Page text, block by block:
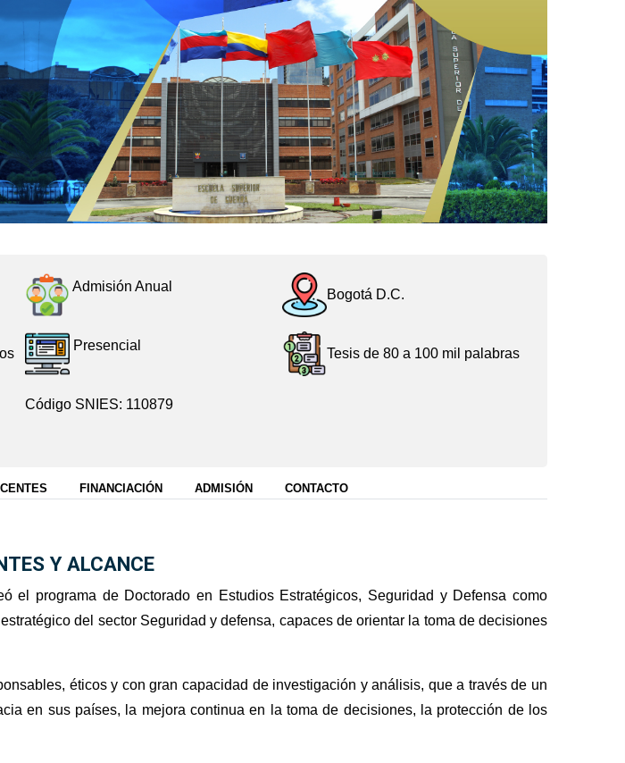
Admisión Anual
Presencial
Código SNIES: 110879
Bogotá D.C.
Tesis de 80 a 100 mil palabras
FINANCIACIÓN ADMISIÓN CONTACTO
Y ALCANCE
el programa de Doctorado en Estudios Estratégicos, Seguridad y Defensa como
del sector Seguridad y defensa, capaces de orientar la toma de decisiones
éticos y con gran capacidad de investigación y análisis, que a través de un
en sus países, la mejora continua en la toma de decisiones, la protección de los